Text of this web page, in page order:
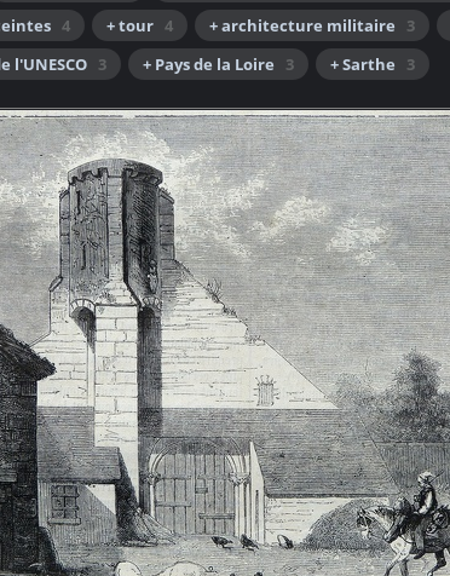
4 + tour 4 + architecture militaire 3
l'UNESCO 3 + Pays de la Loire 3 + Sarthe 3